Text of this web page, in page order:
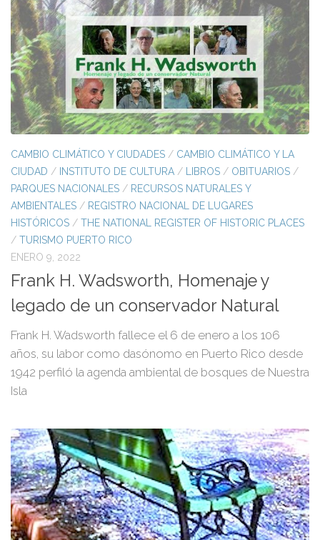
CAMBIO CLIMÁTICO Y CIUDADES / CAMBIO CLIMÁTICO Y LA
CIUDAD / INSTITUTO DE CULTURA / LIBROS / OBITUARIOS /
PARQUES NACIONALES / RECURSOS NATURALES Y
AMBIENTALES / REGISTRO NACIONAL DE LUGARES
HISTÓRICOS / THE NATIONAL REGISTER OF HISTORIC PLACES
/ TURISMO PUERTO RICO
ENERO 9, 2022
Frank H. Wadsworth, Homenaje y
legado de un conservador Natural
Frank H. Wadsworth fallece el 6 de enero a los 106
años, su labor como dasónomo en Puerto Rico desde
1942 perfiló la agenda ambiental de bosques de Nuestra
Isla